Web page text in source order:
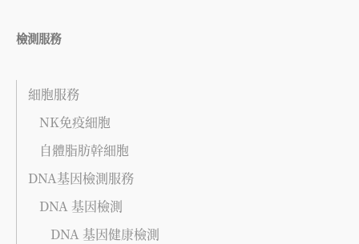
檢測服務
細胞服務
NK免疫細胞
自體脂肪幹細胞
DNA基因檢測服務
DNA 基因檢測
DNA 基因健康檢測